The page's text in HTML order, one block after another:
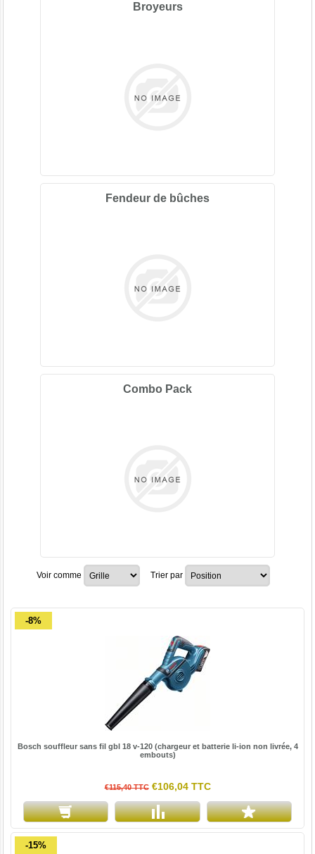
Broyeurs
Fendeur de bûches
Combo Pack
Voir comme Trier par
-8%
Bosch souffleur sans fil gbl 18 v-120 (chargeur et batterie li-ion non livrée, 4
embouts)
€115,40 TTC €106,04 TTC
-15%